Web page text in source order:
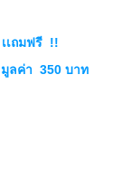
เเถมฟรี !!
มูลค่า 350 บาท